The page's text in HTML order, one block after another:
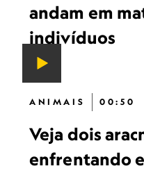
andam em
indivíduos
ANIMAIS 00:50
Veja dois
enfrentando